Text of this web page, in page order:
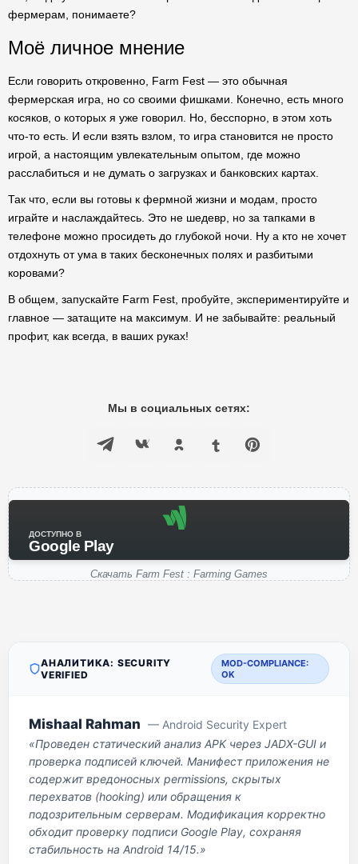
фермерам, понимаете?
Моё личное мнение
Если говорить откровенно, Farm Fest — это обычная
фермерская игра, но со своими фишками. Конечно, есть много
косяков, о которых я уже говорил. Но, бесспорно, в этом хоть
что-то есть. И если взять взлом, то игра становится не просто
игрой, а настоящим увлекательным опытом, где можно
расслабиться и не думать о загрузках и банковских картах.
Так что, если вы готовы к фермной жизни и модам, просто
играйте и наслаждайтесь. Это не шедевр, но за тапками в
телефоне можно просидеть до глубокой ночи. Ну а кто не хочет
отдохнуть от ума в таких бесконечных полях и разбитыми
коровами?
В общем, запускайте Farm Fest, пробуйте, экспериментируйте и
главное — затащите на максимум. И не забывайте: реальный
профит, как всегда, в ваших руках!
Мы в социальных сетях:
ДОСТУПНО В
Google Play
Скачать Farm Fest : Farming Games
АНАЛИТИКА: SECURITY
VERIFIED
MOD-COMPLIANCE:
OK
Mishaal Rahman — Android Security Expert
«Проведен статический анализ APK через JADX-GUI и
проверка подписей ключей. Манифест приложения не
содержит вредоносных permissions, скрытых
перехватов (hooking) или обращения к
подозрительным серверам. Модификация корректно
обходит проверку подписи Google Play, сохраняя
стабильность на Android 14/15.»